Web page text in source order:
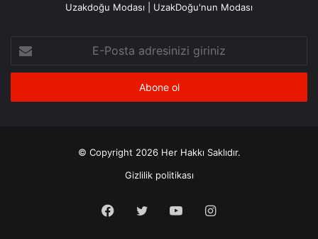
Uzakdoğu Modası | UzakDoğu'nun Modası
Posta
adresinizi
© Copyright 2026 Her Hakkı Saklıdır.
Gizlilik politikası
Facebook
X YouTubeInstagram